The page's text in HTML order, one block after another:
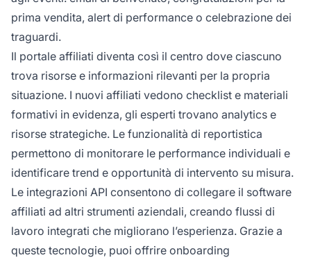
prima vendita, alert di performance o celebrazione dei
traguardi.
Il portale affiliati diventa così il centro dove ciascuno
trova risorse e informazioni rilevanti per la propria
situazione. I nuovi affiliati vedono checklist e materiali
formativi in evidenza, gli esperti trovano analytics e
risorse strategiche. Le funzionalità di reportistica
permettono di monitorare le performance individuali e
identificare trend e opportunità di intervento su misura.
Le integrazioni API consentono di collegare il software
affiliati ad altri strumenti aziendali, creando flussi di
lavoro integrati che migliorano l’esperienza. Grazie a
queste tecnologie, puoi offrire onboarding